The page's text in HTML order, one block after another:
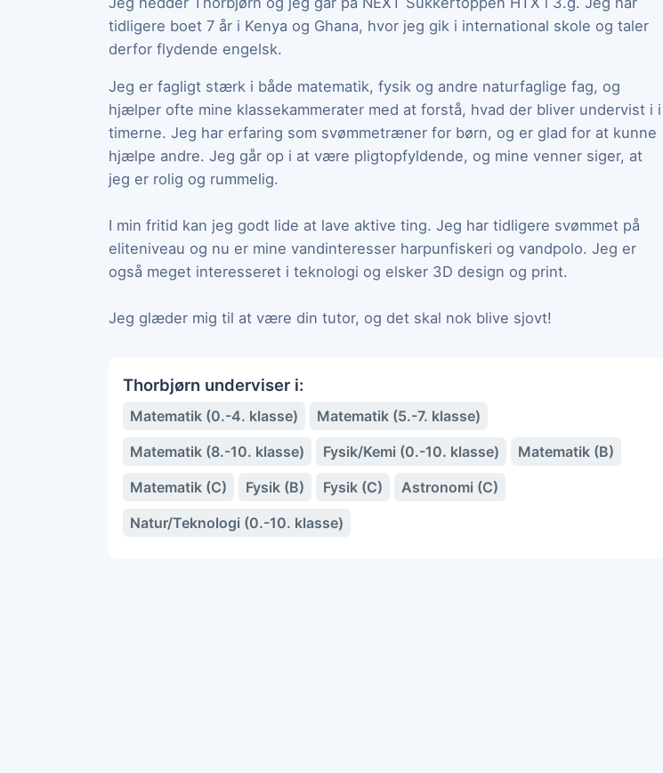
tidligere boet 7 år i Kenya og Ghana, hvor jeg gik i international skole og taler
derfor flydende engelsk.
Jeg er fagligt stærk i både matematik, fysik og andre naturfaglige fag, og
hjælper ofte mine klassekammerater med at forstå, hvad der bliver undervist i i
timerne. Jeg har erfaring som svømmetræner for børn, og er glad for at kunne
hjælpe andre. Jeg går op i at være pligtopfyldende, og mine venner siger, at
jeg er rolig og rummelig.
I min fritid kan jeg godt lide at lave aktive ting. Jeg har tidligere svømmet på
eliteniveau og nu er mine vandinteresser harpunfiskeri og vandpolo. Jeg er
også meget interesseret i teknologi og elsker 3D design og print.
Jeg glæder mig til at være din tutor, og det skal nok blive sjovt!
Thorbjørn underviser i:
Matematik (0.-4. klasse)
Matematik (5.-7. klasse)
Matematik (8.-10. klasse)
Fysik/Kemi (0.-10. klasse)
Matematik (B)
Matematik (C)
Fysik (B) Fysik (C)
Astronomi (C)
Natur/Teknologi (0.-10. klasse)